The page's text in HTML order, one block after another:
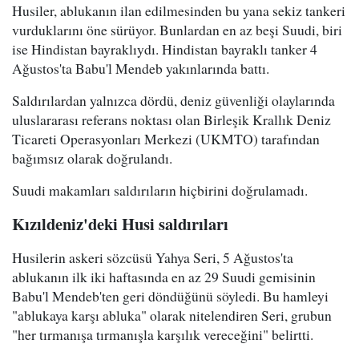
Husiler, ablukanın ilan edilmesinden bu yana sekiz tankeri
vurduklarını öne sürüyor. Bunlardan en az beşi Suudi, biri
ise Hindistan bayraklıydı. Hindistan bayraklı tanker 4
Ağustos'ta Babu'l Mendeb yakınlarında battı.
Saldırılardan yalnızca dördü, deniz güvenliği olaylarında
uluslararası referans noktası olan Birleşik Krallık Deniz
Ticareti Operasyonları Merkezi (UKMTO) tarafından
bağımsız olarak doğrulandı.
Suudi makamları saldırıların hiçbirini doğrulamadı.
Kızıldeniz'deki Husi saldırıları
Husilerin askeri sözcüsü Yahya Seri, 5 Ağustos'ta
ablukanın ilk iki haftasında en az 29 Suudi gemisinin
Babu'l Mendeb'ten geri döndüğünü söyledi. Bu hamleyi
"ablukaya karşı abluka" olarak nitelendiren Seri, grubun
"her tırmanışa tırmanışla karşılık vereceğini" belirtti.